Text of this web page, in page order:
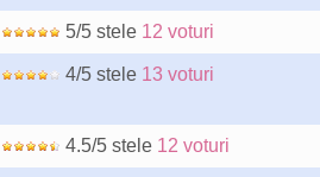
5/5 stele 12 voturi
4/5 stele 13 voturi
4.5/5 stele 12 voturi